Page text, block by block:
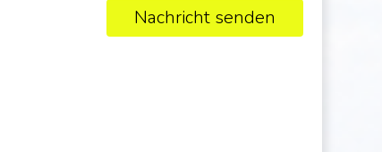
Nachricht senden